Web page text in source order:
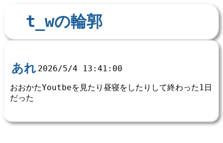
t_wの輪郭
あれ 2026/5/4 13:41:00
おおかたYoutbeを見たり昼寝をしたりして終わった1日
だった